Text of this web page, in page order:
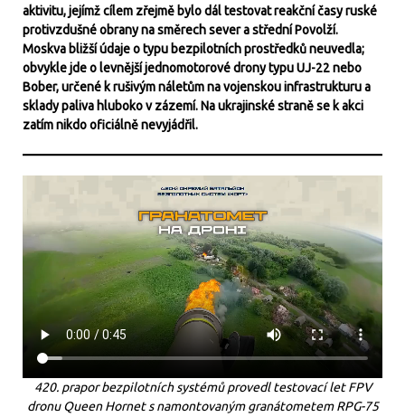
aktivitu, jejímž cílem zřejmě bylo dál testovat reakční časy ruské
protivzdušné obrany na směrech sever a střední Povolží.
Moskva bližší údaje o typu bezpilotních prostředků neuvedla;
obvykle jde o levnější jednomotorové drony typu UJ-22 nebo
Bober, určené k rušivým náletům na vojenskou infrastrukturu a
sklady paliva hluboko v zázemí. Na ukrajinské straně se k akci
zatím nikdo oficiálně nevyjádřil.
420. prapor bezpilotních systémů provedl testovací let FPV
dronu Queen Hornet s namontovaným granátometem RPG-75